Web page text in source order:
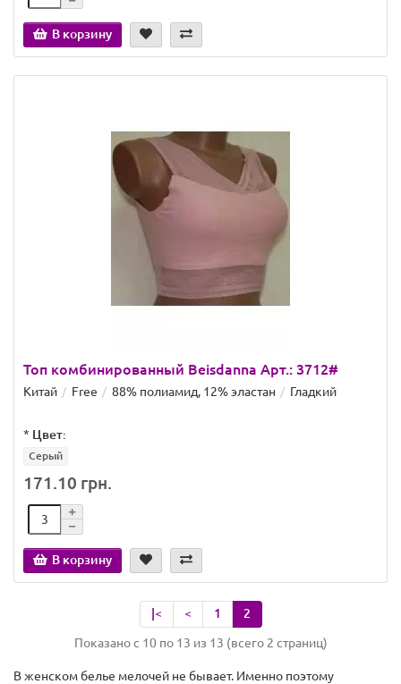
В корзину
Топ комбинированный Beisdanna Арт.: 3712#
Китай Free 88% полиамид, 12% эластан Гладкий
* Цвет:
Серый
171.10 грн.
В корзину
|< < 1 2
Показано с 10 по 13 из 13 (всего 2 страниц)
В женском белье мелочей не бывает. Именно поэтому